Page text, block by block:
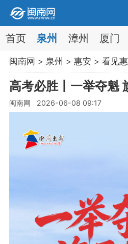
首页 泉州 漳州 厦门
闽南网 > 泉州 > 惠安 > 看见
高考必胜丨一举夺魁
闽南网 2026-06-08 09:17